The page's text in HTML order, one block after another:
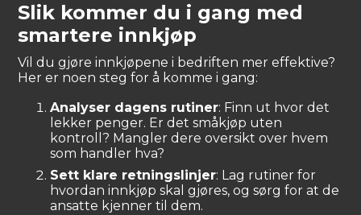
Slik kommer du i gang med
smartere innkjøp
Vil du gjøre innkjøpene i bedriften mer effektive?
Her er noen steg for å komme i gang:
Analyser dagens rutiner: Finn ut hvor det
lekker penger. Er det småkjøp uten
kontroll? Mangler dere oversikt over hvem
som handler hva?
Sett klare retningslinjer: Lag rutiner for
hvordan innkjøp skal gjøres, og sørg for at de
ansatte kjenner til dem.